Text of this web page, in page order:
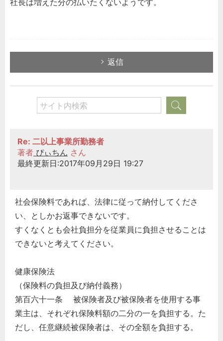
社長は増えた分の払いたくないようです。
返信
Re: 二以上事業所勤務者
著者 ぴぃちん さん
最終更新日:2017年09月29日 19:27
社会保険料であれば、法律に従って納付してくださ
い、としかお返事できないです。
すくなくとも会社負担分を従業員に負担させることは
できないと考えてください。
健康保険法
（保険料の負担及び納付義務）
第百六十一条 被保険者及び被保険者を使用する事
業主は、それぞれ保険料額の二分の一を負担する。た
だし、任意継続被保険者は、その全額を負担する。